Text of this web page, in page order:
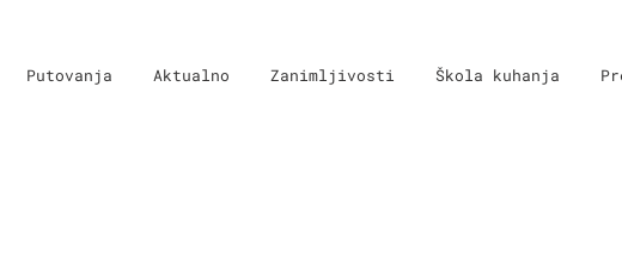
Putovanja Aktualno Zanimljivosti Škola kuhanja